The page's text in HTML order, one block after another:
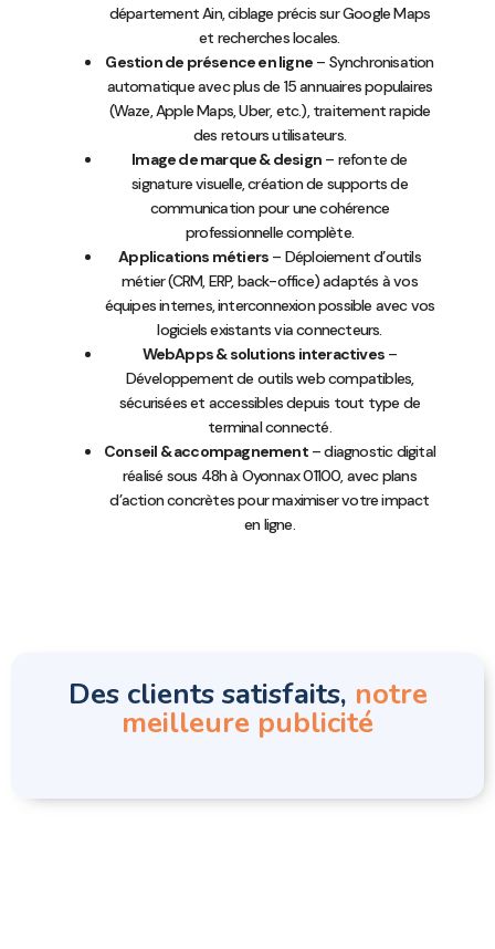
département Ain, ciblage précis sur Google Maps
et recherches locales.
Gestion de présence en ligne – Synchronisation
automatique avec plus de 15 annuaires populaires
(Waze, Apple Maps, Uber, etc.), traitement rapide
des retours utilisateurs.
Image de marque & design – refonte de
signature visuelle, création de supports de
communication pour une cohérence
professionnelle complète.
Applications métiers – Déploiement d’outils
métier (CRM, ERP, back-office) adaptés à vos
équipes internes, interconnexion possible avec vos
logiciels existants via connecteurs.
WebApps & solutions interactives –
Développement de outils web compatibles,
sécurisées et accessibles depuis tout type de
terminal connecté.
Conseil & accompagnement– diagnostic digital
réalisé sous 48h à Oyonnax 01100, avec plans
d’action concrètes pour maximiser votre impact
en ligne.
Des clients satisfaits, notre
meilleure publicité